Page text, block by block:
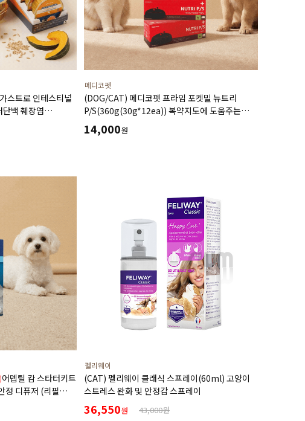
스트로 인테스티널
백 췌장염
캔 보조식
메디코펫
(DOG/CAT) 메디코펫 프라임 포켓밀 뉴트리
P/S(360g(30g*12ea)) 복약지도에 도움주는
가수분해 오리 처방캔
14,000원
어뎁틸 캄 스타터키트
정 디퓨저 (리필
펠리웨이
(CAT) 펠리웨이 클래식 스프레이(60ml) 고양이
스트레스 완화 및 안정감 스프레이
36,550원 43,000원